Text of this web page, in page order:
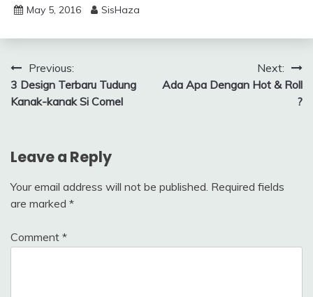
May 5, 2016 SisHaza
Post
navigation
Previous:
3 Design Terbaru Tudung
Kanak-kanak Si Comel
Next:
Ada Apa Dengan Hot & Roll
?
Leave a Reply
Your email address will not be published. Required fields
are marked *
Comment *